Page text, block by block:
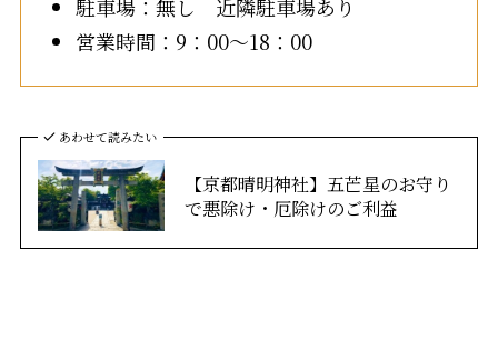
駐車場：無し 近隣駐車場あり
営業時間：9：00～18：00
あわせて読みたい
【京都晴明神社】五芒星のお守り
で悪除け・厄除けのご利益